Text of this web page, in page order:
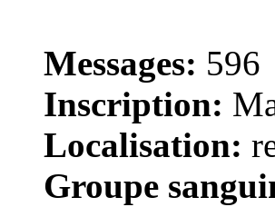
Messages: 596
Inscription:
Localisation:
Groupe